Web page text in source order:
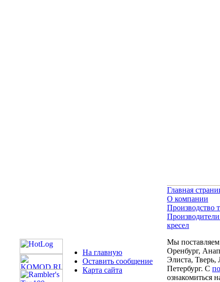
На главную
Оставить сообщение
Карта сайта
Главная
О компании
Производство
кресел
Мы поставляем
Оренбург,
Элиста, Тверь,
Петербург. С
ознакомиться